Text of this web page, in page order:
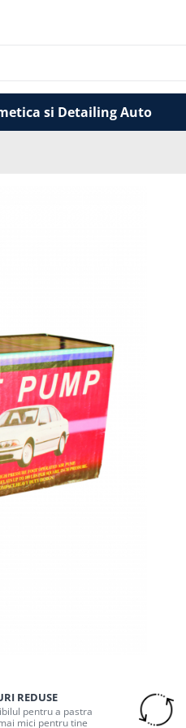
si Detailing Auto
REDUSE
pentru a pastra
mici pentru tine